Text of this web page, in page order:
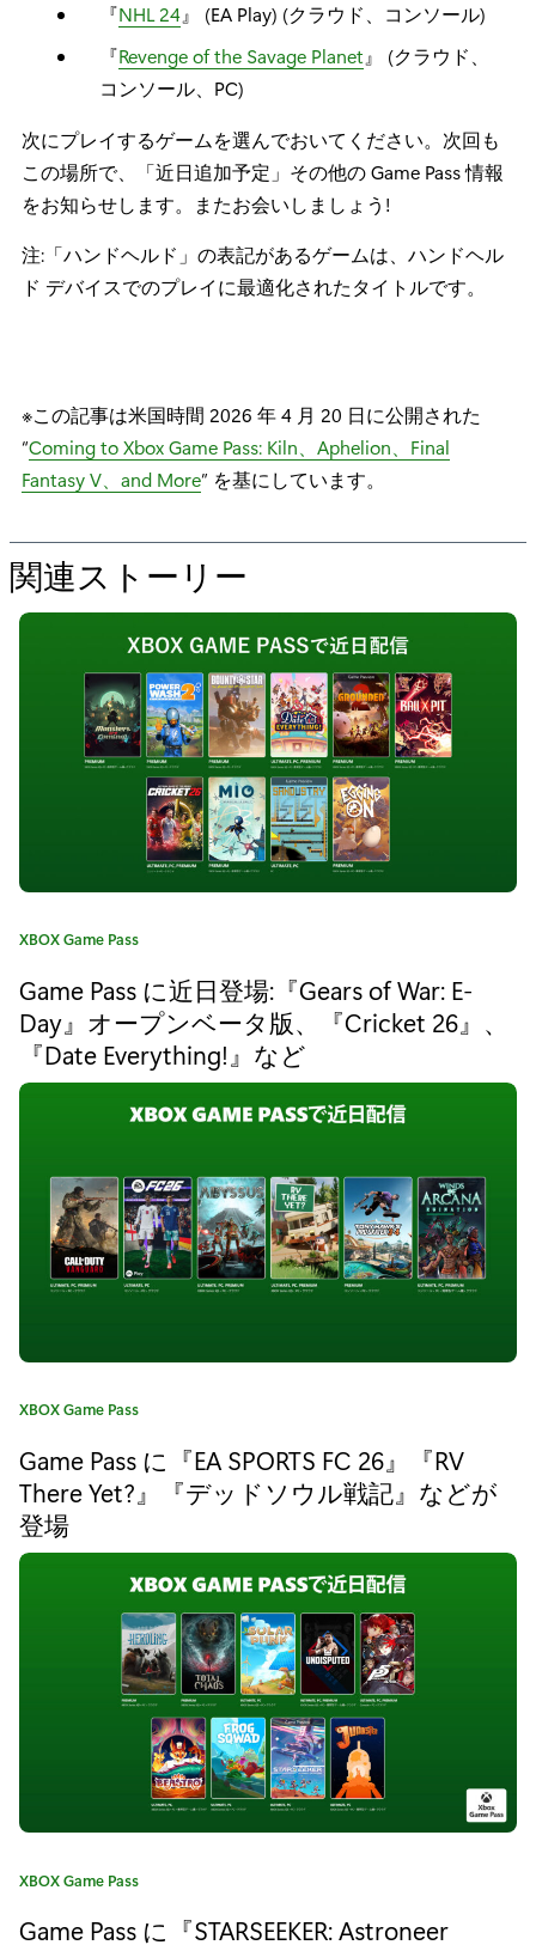
『NHL 24』 (EA Play) (クラウド、コンソール)
『Revenge of the Savage Planet 』 (クラウド、
コンソール、PC)
次にプレイするゲームを選んでおいてください。次回も
この場所で、「近日追加予定」その他の Game Pass 情報
をお知らせします。またお会いしましょう!
注:「ハンドヘルド」の表記があるゲームは、ハンドヘル
ド デバイスでのプレイに最適化されたタイトルです。
※この記事は米国時間 2026 年 4 月 20 日に公開された
“Coming to Xbox Game Pass: Kiln、Aphelion、Final
Fantasy V、and More” を基にしています。
関連ストーリー
た
め
の
“
G
a
m
a
s
s
に
『
K
i
A
p
h
e
l
i
o
n
』
カ
ゴ
リ
:
XBOX Game Pass
Game Pass に近日登場:『Gears of War: E-
Day』オープンベータ版、『Cricket 26』、
『Date Everything!』など
カ
ゴ
リ
:
XBOX Game Pass
Game Pass に『EA SPORTS FC 26』『RV
There Yet?』『デッドソウル戦記』などが
登場
カ
ゴ
XBOX Game Pass
Game Pass に『STARSEEKER: Astroneer